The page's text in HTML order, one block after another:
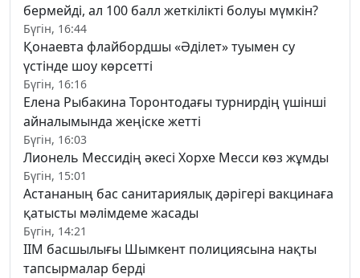
бермейді, ал 100 балл жеткілікті болуы мүмкін?
Бүгін, 16:44
Қонаевта флайбордшы «Әділет» туымен су
үстінде шоу көрсетті
Бүгін, 16:16
Елена Рыбакина Торонтодағы турнирдің үшінші
айналымында жеңіске жетті
Бүгін, 16:03
Лионель Мессидің әкесі Хорхе Месси көз жұмды
Бүгін, 15:01
Астананың бас санитариялық дәрігері вакцинаға
қатысты мәлімдеме жасады
Бүгін, 14:21
ІІМ басшылығы Шымкент полициясына нақты
тапсырмалар берді